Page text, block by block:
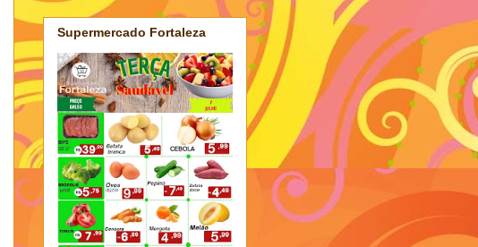
Supermercado Fortaleza